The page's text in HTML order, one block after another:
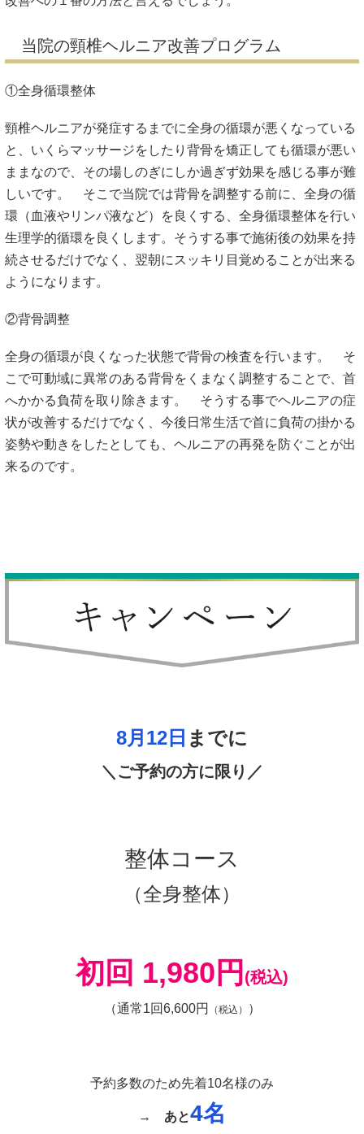
当院の頸椎ヘルニア改善プログラム
①全身循環整体
頸椎ヘルニアが発症するまでに全身の循環が悪くなっている
と、いくらマッサージをしたり背骨を矯正しても循環が悪い
ままなので、その場しのぎにしか過ぎず効果を感じる事が難
しいです。 そこで当院では背骨を調整する前に、全身の循
環（血液やリンパ液など）を良くする、全身循環整体を行い
生理学的循環を良くします。そうする事で施術後の効果を持
続させるだけでなく、翌朝にスッキリ目覚めることが出来る
ようになります。
②背骨調整
全身の循環が良くなった状態で背骨の検査を行います。 そ
こで可動域に異常のある背骨をくまなく調整することで、首
へかかる負荷を取り除きます。 そうする事でヘルニアの症
状が改善するだけでなく、今後日常生活で首に負荷の掛かる
姿勢や動きをしたとしても、ヘルニアの再発を防ぐことが出
来るのです。
8月12日 までに
＼ご予約の方に限り／
整体コース
（全身整体）
初回 1,980円 (税込)
（通常1回6,600円 （税込） ）
予約多数のため先着10名様のみ
→ あと4名